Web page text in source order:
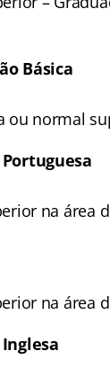
Básica
ou normal
na área
na área